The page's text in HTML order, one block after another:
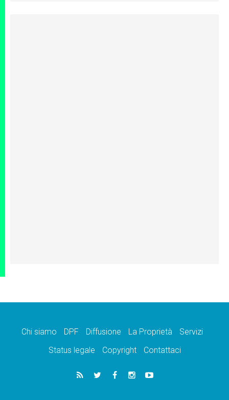
Chi siamo DPF Diffusione La Proprietà
Servizi
Status legale
Copyright Contattaci